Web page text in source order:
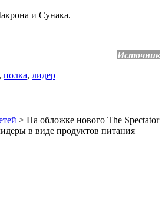
и Сунака.
Источник
, полка, лидер
> На обложке нового The Spectator
в виде продуктов питания